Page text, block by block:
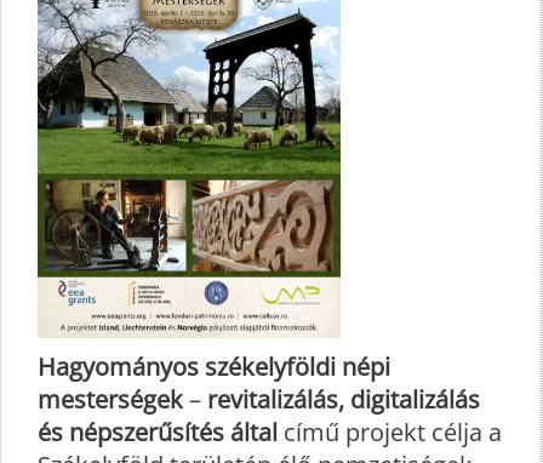
Hagyományos székelyföldi népi
mesterségek– revitalizálás, digitalizálás
és népszerűsítés által című projekt célja a